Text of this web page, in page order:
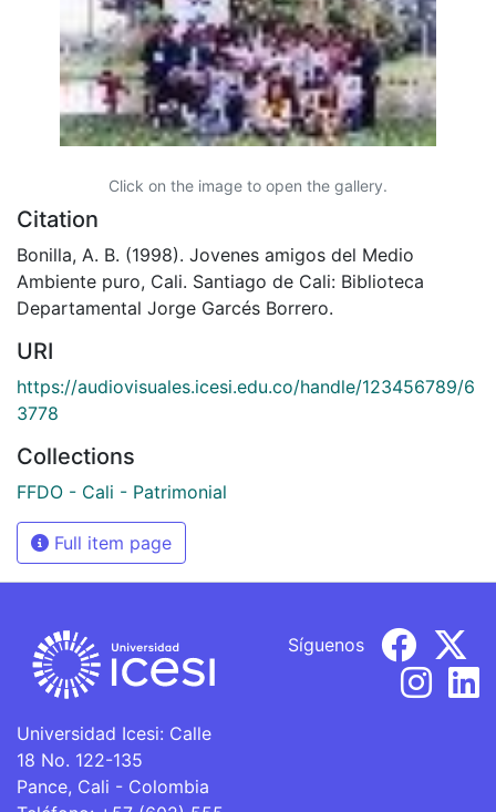
Click on the image to open the gallery.
Citation
Bonilla, A. B. (1998). Jovenes amigos del Medio
Ambiente puro, Cali. Santiago de Cali: Biblioteca
Departamental Jorge Garcés Borrero.
URI
https://audiovisuales.icesi.edu.co/handle/123456789/6
3778
Collections
FFDO - Cali - Patrimonial
Full item page
Universidad Icesi: Calle
18 No. 122-135
Pance, Cali - Colombia
Síguenos